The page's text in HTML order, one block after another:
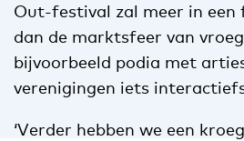
Out-festival zal meer in een
dan de marktsfeer van
bijvoorbeeld podia met
verenigingen iets
‘Verder hebben we een